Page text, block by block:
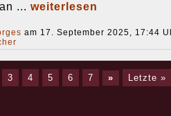
... weiterlesen
am 17. September 2025, 17:44
3 4 5 6 7 » Letzte »